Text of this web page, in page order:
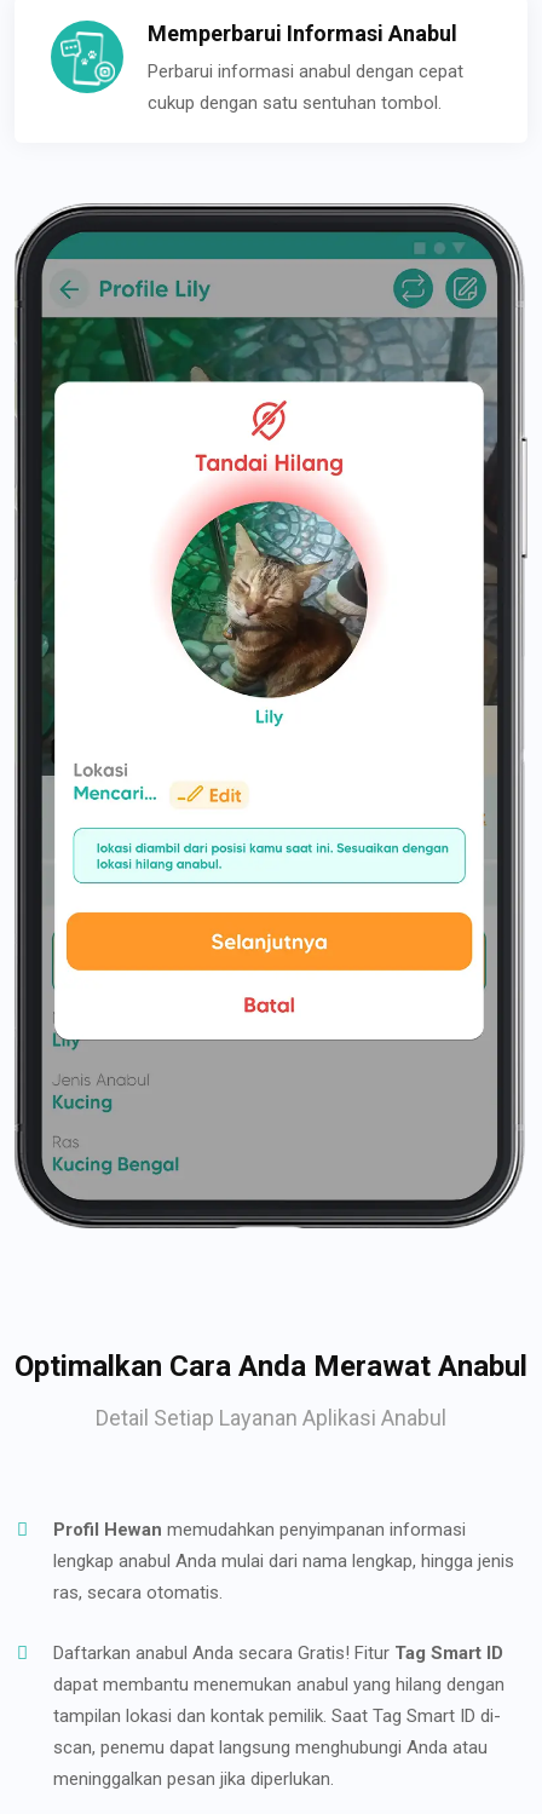
Memperbarui Informasi Anabul
Perbarui informasi anabul dengan cepat
cukup dengan satu sentuhan tombol.
Optimalkan Cara Anda Merawat Anabul
Detail Setiap Layanan Aplikasi Anabul
Profil Hewan memudahkan penyimpanan informasi
lengkap anabul Anda mulai dari nama lengkap, hingga jenis
ras, secara otomatis.
Daftarkan anabul Anda secara Gratis! Fitur Tag Smart ID
dapat membantu menemukan anabul yang hilang dengan
tampilan lokasi dan kontak pemilik. Saat Tag Smart ID di-
scan, penemu dapat langsung menghubungi Anda atau
meninggalkan pesan jika diperlukan.